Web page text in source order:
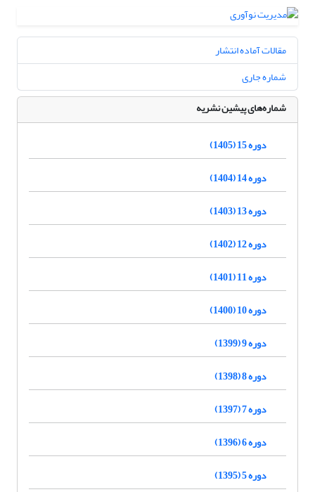
مقالات آماده انتشار
شماره جاری
شماره‌های پیشین نشریه
دوره 15 (1405)
دوره 14 (1404)
دوره 13 (1403)
دوره 12 (1402)
دوره 11 (1401)
دوره 10 (1400)
دوره 9 (1399)
دوره 8 (1398)
دوره 7 (1397)
دوره 6 (1396)
دوره 5 (1395)